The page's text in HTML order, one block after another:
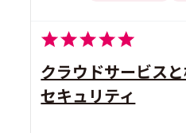
クラウドサービス
セキュリティ